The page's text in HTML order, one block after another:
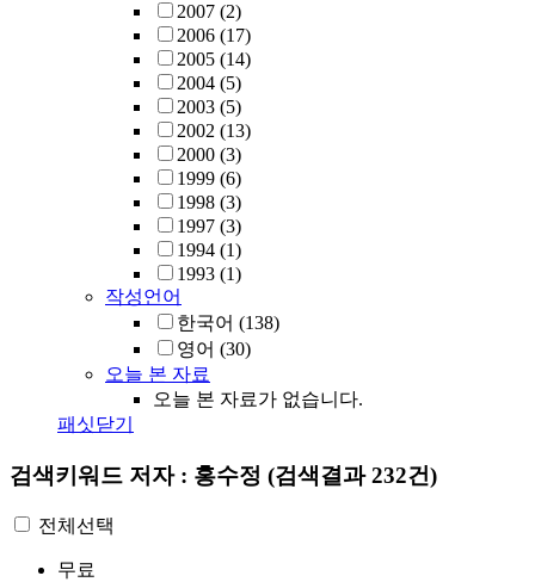
2007 (2)
2006 (17)
2005 (14)
2004 (5)
2003 (5)
2002 (13)
2000 (3)
1999 (6)
1998 (3)
1997 (3)
1994 (1)
1993 (1)
작성언어
한국어 (138)
영어 (30)
오늘 본 자료
오늘 본 자료가 없습니다.
패싯닫기
검색키워드 저자 : 홍수정 (검색결과 232건)
전체선택
무료